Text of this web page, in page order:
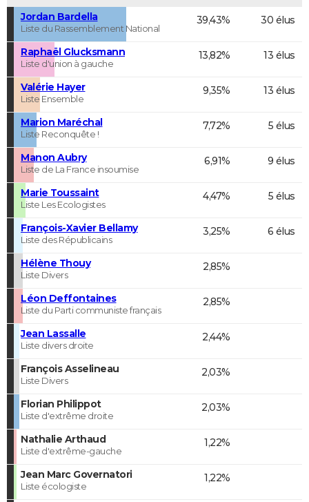
Jordan Bardella
Liste du Rassemblement National
39,43% 30 élus
Raphaël Glucksmann
Liste d'union à gauche
13,82% 13 élus
Valérie Hayer
Liste Ensemble
9,35% 13 élus
Marion Maréchal
Liste Reconquête !
7,72% 5 élus
Manon Aubry
Liste de La France insoumise
6,91% 9 élus
Marie Toussaint
Liste Les Ecologistes
4,47% 5 élus
François-Xavier Bellamy
Liste des Républicains
3,25% 6 élus
Hélène Thouy
Liste Divers
2,85%
Léon Deffontaines
Liste du Parti communiste français
2,85%
Jean Lassalle
Liste divers droite
2,44%
François Asselineau
Liste Divers
2,03%
Florian Philippot
Liste d'extrême droite
2,03%
Nathalie Arthaud
Liste d'extrême-gauche
1,22%
Jean Marc Governatori
Liste écologiste
1,22%